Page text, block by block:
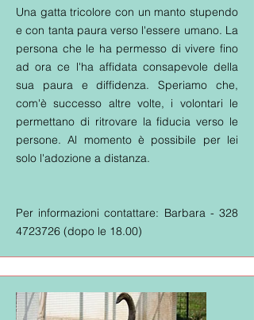
Una gatta tricolore con un manto stupendo
e con tanta paura verso l'essere umano. La
persona che le ha permesso di vivere fino
ad ora ce l'ha affidata consapevole della
sua paura e diffidenza. Speriamo che,
com'è successo altre volte, i volontari le
permettano di ritrovare la fiducia verso le
persone. Al momento è possibile per lei
solo l'adozione a distanza.
Per informazioni contattare: Barbara - 328
4723726 (dopo le 18.00)